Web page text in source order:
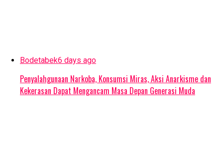
Bodetabek6 days ago
Penyalahgunaan Narkoba, Konsumsi Miras, Aksi Anarkisme dan
Kekerasan Dapat Mengancam Masa Depan Generasi Muda